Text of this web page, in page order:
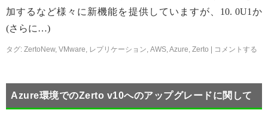
加するなど様々に新機能を提供していますが、10. 0U1か
(さらに…)
タグ: ZertoNew, VMware, レプリケーション, AWS,Azure, Zerto コメントする
Azure環境でのZerto v10へのアップグレードに関して